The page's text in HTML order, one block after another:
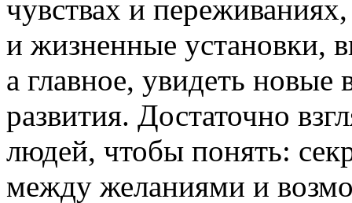
чувствах и
и жизненные установки,
а главное, увидеть
развития. Достаточно
людей, чтобы понять:
между желаниями и